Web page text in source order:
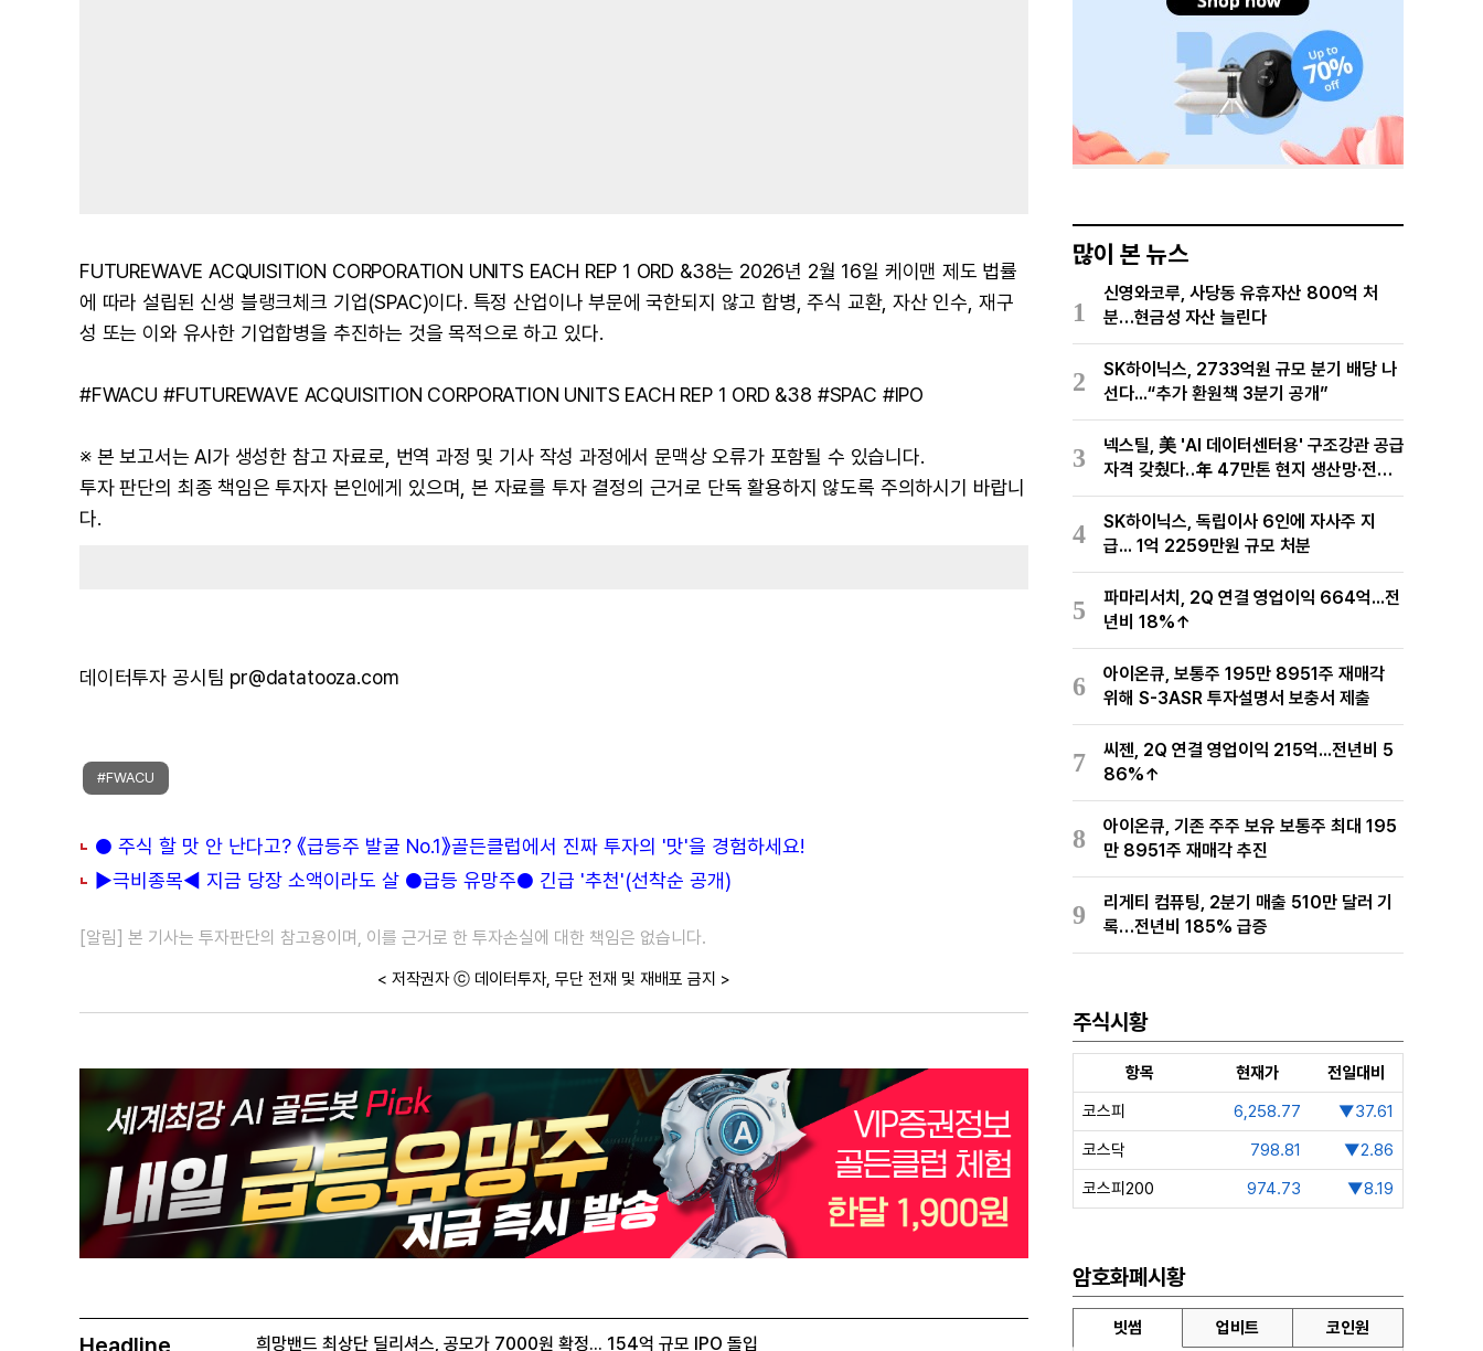
FUTUREWAVE ACQUISITION CORPORATION UNITS EACH REP 1 ORD &38는 2026년 2월 16일 케이맨 제도 법률
에 따라 설립된 신생 블랭크체크 기업(SPAC)이다. 특정 산업이나 부문에 국한되지 않고 합병, 주식 교환, 자산 인수, 재구
성 또는 이와 유사한 기업합병을 추진하는 것을 목적으로 하고 있다.
#FWACU #FUTUREWAVE ACQUISITION CORPORATION UNITS EACH REP 1 ORD &38 #SPAC #IPO
※ 본 보고서는 AI가 생성한 참고 자료로, 번역 과정 및 기사 작성 과정에서 문맥상 오류가 포함될 수 있습니다.
투자 판단의 최종 책임은 투자자 본인에게 있으며, 본 자료를 투자 결정의 근거로 단독 활용하지 않도록 주의하시기 바랍니
다.
데이터투자 공시팀 pr@datatooza.com
#FWACU
● 주식 할 맛 안 난다고? 《급등주 발굴 No.1》골든클럽에서 진짜 투자의 '맛'을 경험하세요!
▶극비종목◀ 지금 당장 소액이라도 살 ●급등 유망주● 긴급 '추천'(선착순 공개)
[알림] 본 기사는 투자판단의 참고용이며, 이를 근거로 한 투자손실에 대한 책임은 없습니다.
< 저작권자 ⓒ 데이터투자, 무단 전재 및 재배포 금지 >
Headline 희망밴드 최상단 딜리셔스, 공모가 7000원 확정... 154억 규모 IPO 돌입
많이 본 뉴스
1
신영와코루, 사당동 유휴자산 800억 처
분…현금성 자산 늘린다
2
SK하이닉스, 2733억원 규모 분기 배당 나
선다...“추가 환원책 3분기 공개”
3
넥스틸, 美 'AI 데이터센터용' 구조강관 공급
자격 갖췄다‥年 47만톤 현지 생산망·전미
유통망 구축
4
SK하이닉스, 독립이사 6인에 자사주 지
급... 1억 2259만원 규모 처분
5
파마리서치, 2Q 연결 영업이익 664억...전
년비 18%↑
6
아이온큐, 보통주 195만 8951주 재매각
위해 S-3ASR 투자설명서 보충서 제출
7
씨젠, 2Q 연결 영업이익 215억...전년비 5
86%↑
8
아이온큐, 기존 주주 보유 보통주 최대 195
만 8951주 재매각 추진
9
리게티 컴퓨팅, 2분기 매출 510만 달러 기
록…전년비 185% 급증
주식시황
항목 현재가
전일대비
코스피
6,258.77
▼37.61
코스닥
798.81
▼2.86
코스피200
974.73 ▼8.19
암호화폐시황
빗썸 업비트 코인원